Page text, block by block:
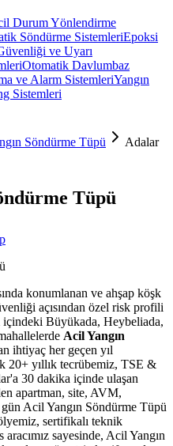
Durum Yönlendirme
Söndürme SistemleriEpoksi
ve Uyarı
Otomatik Davlumbaz
ve Alarm SistemleriYangın
Sistemleri
Söndürme Tüpü
Adalar
Tüpü
konumlanan ve ahşap köşk
açısından özel risk profili
içindeki Büyükada, Heybeliada,
Acil Yangın
ihtiyaç her geçen yıl
20+ yıllık tecrübemiz, TSE &
30 dakika içinde ulaşan
apartman, site, AVM,
Acil Yangın Söndürme Tüpü
sertifikalı teknik
sayesinde, Acil Yangın